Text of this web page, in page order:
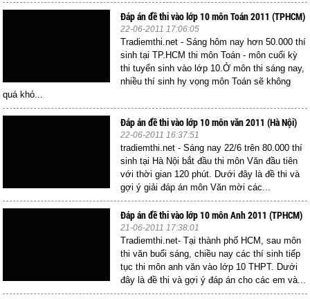
Đáp án đề thi vào lớp 10 môn Toán 2011 (TPHCM)
22-06-2011 17:06:05
Tradiemthi.net - Sáng hôm nay hơn 50.000 thí
sinh tại TP.HCM thi môn Toán - môn cuối kỳ
thi tuyển sinh vào lớp 10.Ở môn thi sáng nay,
nhiều thí sinh hy vọng môn Toán sẽ không
quá khó...
Đáp án đề thi vào lớp 10 môn văn 2011 (Hà Nội)
22-06-2011 16:37:51
tradiemthi.net - Sáng nay 22/6 trên 80.000 thí
sinh tại Hà Nội bắt đầu thi môn Văn đầu tiên
với thời gian 120 phút. Dưới đây là đề thi và
gợi ý giải đáp án môn Văn mời các...
Đáp án đề thi vào lớp 10 môn Anh 2011 (TPHCM)
21-06-2011 17:38:01
Tradiemthi.net- Tại thành phố HCM, sau môn
thi văn buổi sáng, chiều nay các thí sinh tiếp
tục thi môn anh văn vào lớp 10 THPT. Dưới
đây là đề thi và gợi ý đáp án cho các em và...